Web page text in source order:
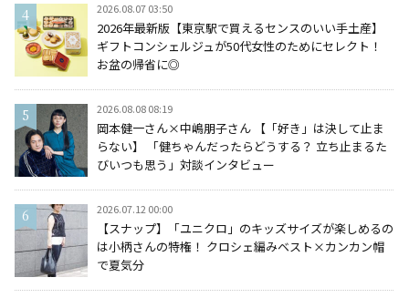
2026.08.07 03:50
2026年最新版【東京駅で買えるセンスのいい手土産】
ギフトコンシェルジュが50代女性のためにセレクト！
お盆の帰省に◎
2026.08.08 08:19
岡本健一さん×中嶋朋子さん 【「好き」は決して止ま
らない】 「健ちゃんだったらどうする？ 立ち止まるた
びいつも思う」対談インタビュー
2026.07.12 00:00
【スナップ】「ユニクロ」のキッズサイズが楽しめるの
は小柄さんの特権！ クロシェ編みベスト×カンカン帽
で夏気分